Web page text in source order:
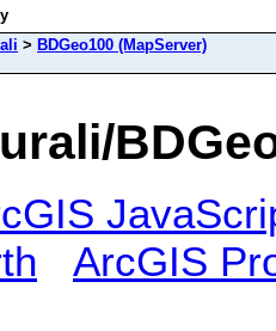
> BDGeo100 (MapServer)
ArcGIS